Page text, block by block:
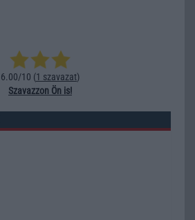
6.00/10 (1 szavazat)
Szavazzon Ön is!